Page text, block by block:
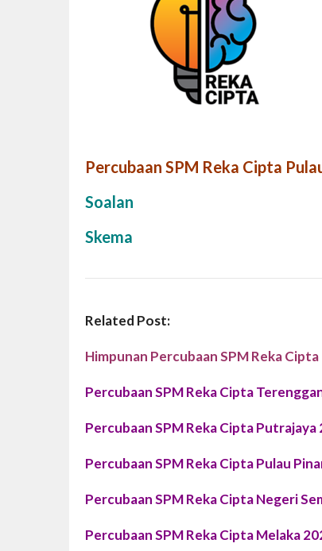
Percubaan SPM Reka Cipta
Soalan
Skema
Related Post:
Himpunan Percubaan SPM Reka Cipta
Percubaan SPM Reka Cipta
Percubaan SPM Reka Cipta Putrajaya
Percubaan SPM Reka Cipta Pulau
Percubaan SPM Reka Cipta Negeri
Percubaan SPM Reka Cipta Melaka